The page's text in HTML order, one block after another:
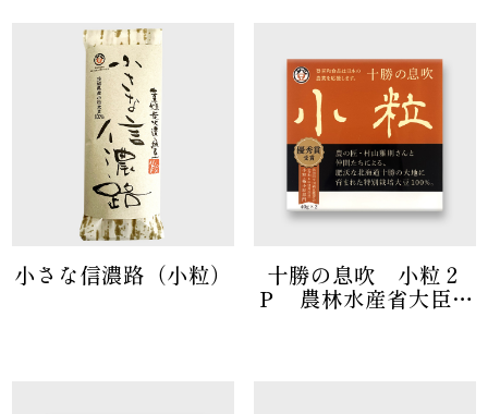
小さな信濃路（小粒） 十勝の息吹 小粒２
Ｐ 農林水産省大臣官